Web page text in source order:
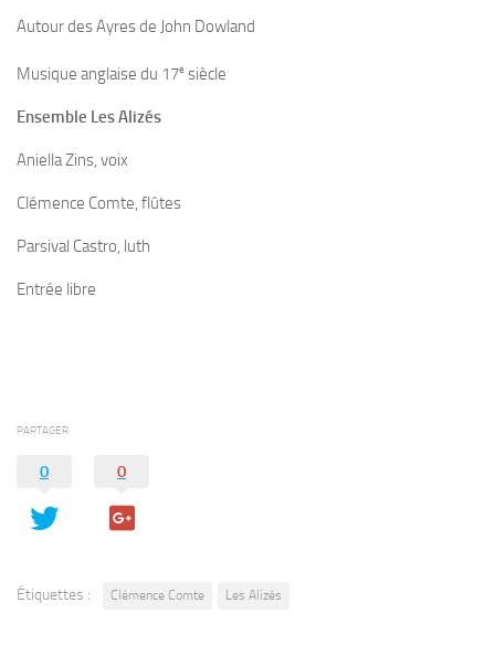
Autour des Ayres de John Dowland
Musique anglaise du 17e siècle
Ensemble Les Alizés
Aniella Zins, voix
Clémence Comte, flûtes
Parsival Castro, luth
Entrée libre
PARTAGER
0 0
Étiquettes : Clémence Comte Les Alizés